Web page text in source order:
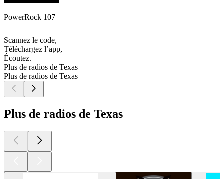
PowerRock 107
Scannez le code,
Téléchargez l’app,
Écoutez.
Plus de radios de Texas
Plus de radios de Texas
Plus de radios de Texas